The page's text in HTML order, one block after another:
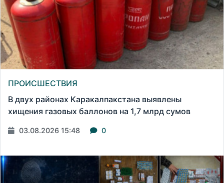
ПРОИСШЕСТВИЯ
В двух районах Каракалпакстана выявлены
хищения газовых баллонов на 1,7 млрд сумов
03.08.2026 15:48 0